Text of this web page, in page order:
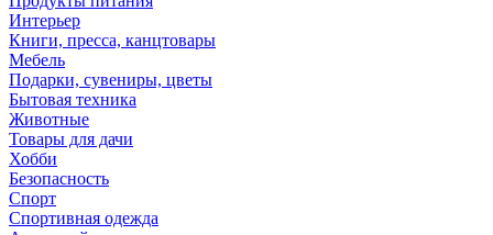
Интерьер
Книги, пресса, канцтовары
Мебель
Подарки, сувениры, цветы
Бытовая техника
Животные
Товары для дачи
Хобби
Безопасность
Спорт
Спортивная одежда